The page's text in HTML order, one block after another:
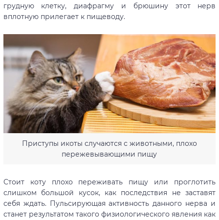
грудную клетку, диафрагму и брюшину этот нерв
вплотную прилегает к пищеводу.
Приступы икоты случаются с животными, плохо
пережевывающими пищу
Стоит коту плохо переживать пищу или проглотить
слишком большой кусок, как последствия не заставят
себя ждать. Пульсирующая активность данного нерва и
станет результатом такого физиологического явления как